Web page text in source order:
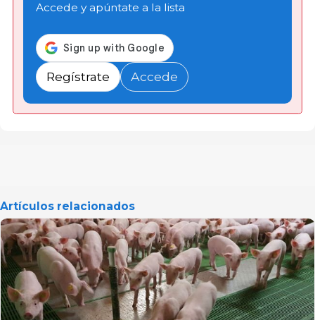
Accede y apúntate a la lista
Regístrate Accede
Artículos relacionados